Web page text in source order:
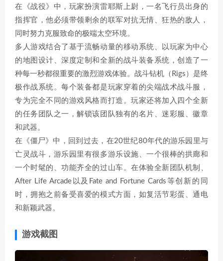
在《战役》中，玩家扮演雷耶斯上尉，一名飞行员出身的
指挥官，他必须带领剩余的联军对抗无情、狂热的敌人，
同时努力克服致命的极端太空环境。
多人游戏结合了基于流畅动量的移动系统、以玩家为中心
的地图设计、深度定制和全新的战斗装备系统，创造了一
种每一秒都很重要的激烈游戏体验。战斗钻机（Rigs）是终
极作战系统。每个装备都是玩家穿着的尖端战术战斗服，
专为完全不同的游戏风格而打造。玩家还将加入四个全新
的任务团队之一，解锁该团队独有的名片、迷彩服、徽章
和武器。
在《僵尸》中，回到过去，在20世纪80年代的游乐园里与
亡灵战斗，游乐园里有很多游乐设施、一个很棒的拱廊和
一个时髦的、功能齐全的过山车。在体验全新团队机制、
After Life Arcade以及Fate and Fortune Cards等创新的同
时，拥抱之前备受喜爱的模式方面，如复活节彩蛋、通电
和新颖武器。
游戏截图